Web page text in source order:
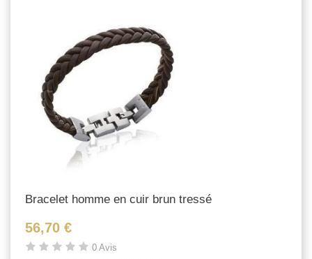
Bracelet homme en cuir brun tressé
56,70 €
0 Avis